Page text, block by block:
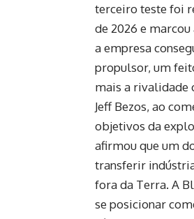
terceiro teste foi
de 2026 e
a empresa
propulsor, um
mais a rivalidade
Jeff Bezos, ao
objetivos da
afirmou que um
transferir
fora da Terra. A
se posicionar